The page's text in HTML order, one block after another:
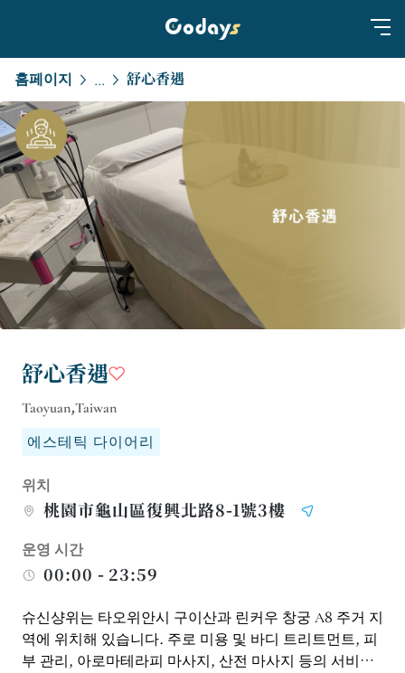
홈페이지 ... 舒心香遇
舒心香遇
Taoyuan,Taiwan
에스테틱 다이어리
위치
桃園市龜山區復興北路8-1號3樓
운영 시간
00:00 - 23:59
슈신샹위는 타오위안시 구이산과 린커우 창궁 A8 주거 지
역에 위치해 있습니다. 주로 미용 및 바디 트리트먼트, 피
부 관리, 아로마테라피 마사지, 산전 마사지 등의 서비스